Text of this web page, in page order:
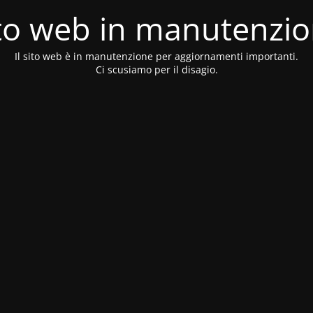
web in
Il sito web è in manutenzione per aggiornamenti importanti.
Ci scusiamo per il disagio.